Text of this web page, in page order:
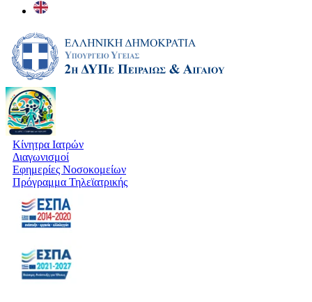
Κίνητρα Ιατρών
Διαγωνισμοί
Εφημερίες Νοσοκομείων
Πρόγραμμα Τηλεϊατρικής